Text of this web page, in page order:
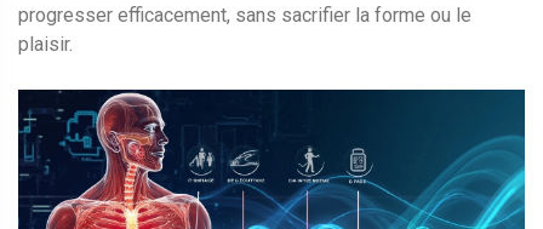
progresser efficacement, sans sacrifier la forme ou le
plaisir.